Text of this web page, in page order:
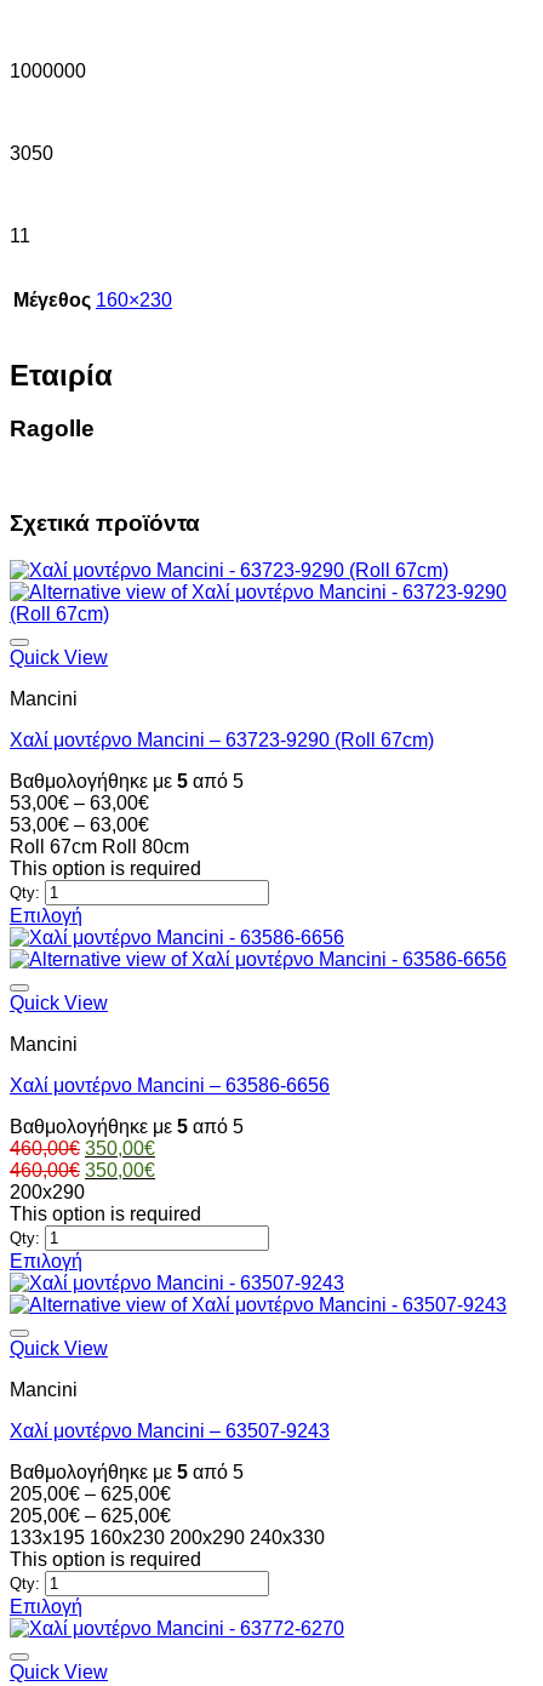
1000000
3050
11
Μέγεθος 160×230
Εταιρία
Ragolle
Σχετικά προϊόντα
Quick View
Mancini
Χαλί μοντέρνο Mancini – 63723-9290 (Roll 67cm)
Βαθμολογήθηκε με 5 από 5
53,00€ – 63,00€Price
range:
53,00€
through
53,00€ – 63,00€Price
range:
53,00€
63,00€
Roll 67cm Roll 80cm
This option is required
Qty:
Επιλογή
Αυτό
το
προϊόν
έχει
παραλλαγές.
επιλογές
να
επιλεγούν
στη
σελίδα
του
προϊόντος
Quick View
Mancini
Χαλί μοντέρνο Mancini – 63586-6656
Βαθμολογήθηκε με 5 από 5
460,00€ Original
price
was:
460,00€.
350,00€Η
τρέχουσα
είναι:
460,00€ Original
price
was:
350,00€Η
τιμή
350,00€.
200x290
This option is required
Qty:
Επιλογή
Αυτό
το
προϊόν
έχει
παραλλαγές.
επιλογές
να
επιλεγούν
στη
σελίδα
του
προϊόντος
Quick View
Mancini
Χαλί μοντέρνο Mancini – 63507-9243
Βαθμολογήθηκε με 5 από 5
205,00€ – 625,00€Price
range:
205,00€
through
205,00€ – 625,00€Price
range:
205,00€
625,00€
133x195 160x230 200x290 240x330
This option is required
Qty:
Επιλογή
Αυτό
το
προϊόν
Quick View